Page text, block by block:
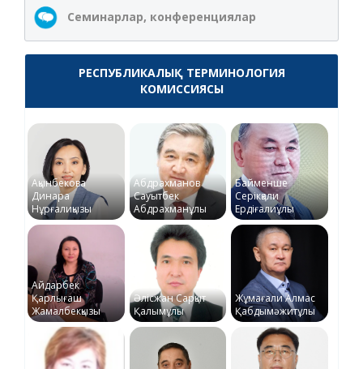
Семинарлар, конференциялар
РЕСПУБЛИКАЛЫҚ ТЕРМИНОЛОГИЯ
КОМИССИЯСЫ
Ақынбекова
Динара
Нұрғалиқызы
Абдрахманов
Сауытбек
Абдрахманұлы
Байменше
Серікқали
Ердіғалиұлы
Айдарбек
Қарлығаш
Жамалбекқызы
Әлісжан Сарқыт
Қалымұлы
Жұмағали Алмас
Қабдымәжитұлы